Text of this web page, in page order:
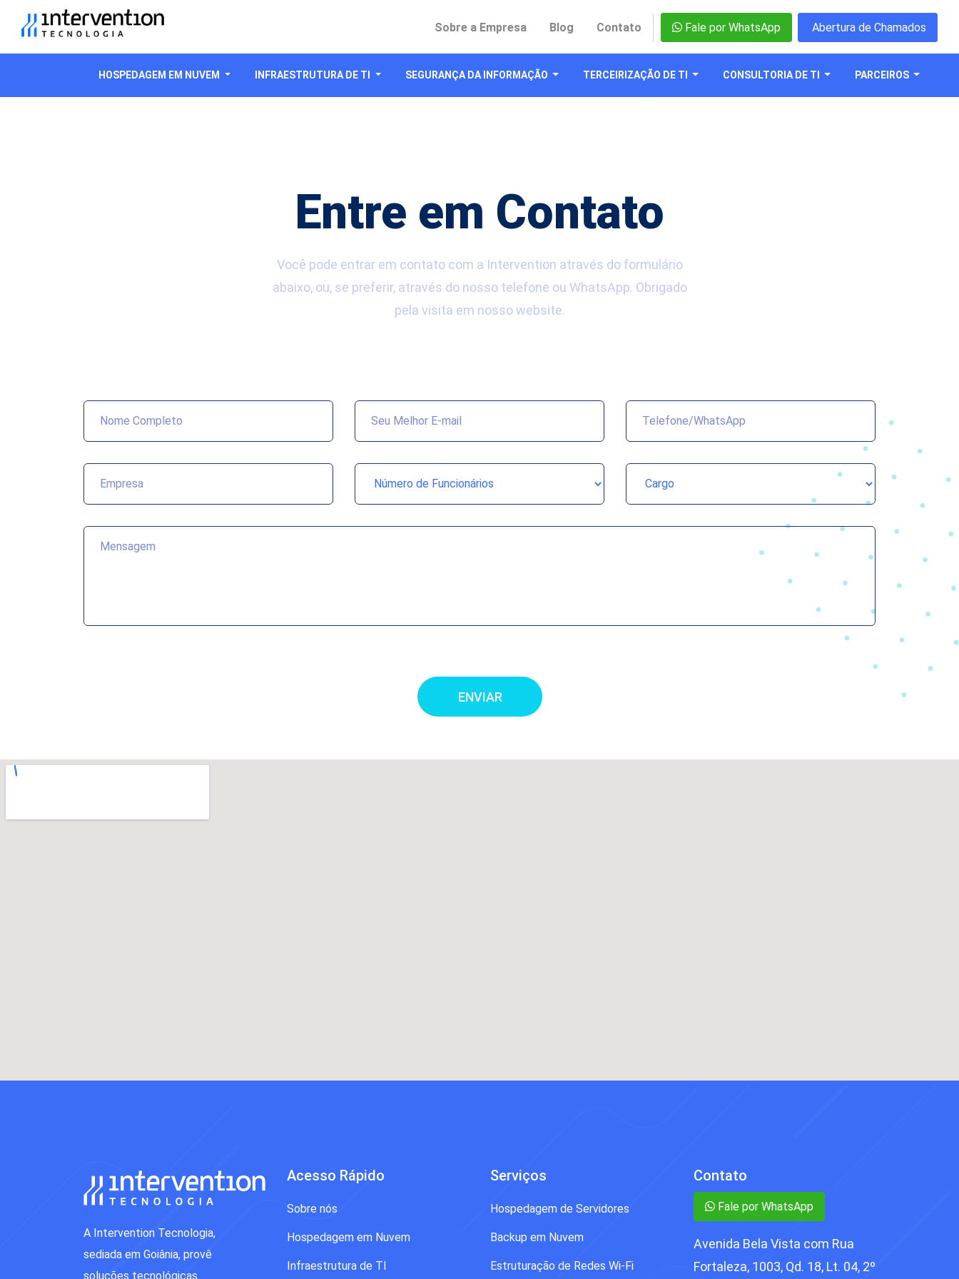
Sobre a Empresa Blog Contato Fale por WhatsApp Abertura de Chamados
HOSPEDAGEM EM NUVEM INFRAESTRUTURA DE TI SEGURANÇA DA INFORMAÇÃO TERCEIRIZAÇÃO DE TI CONSULTORIA DE TI PARCEIROS
Entre em Contato
Você pode entrar em contato com a Intervention através do formulário
abaixo, ou, se preferir, através do nosso telefone ou WhatsApp. Obrigado
pela visita em nosso website.
ENVIAR
A Intervention Tecnologia,
sediada em Goiânia, provê
soluções tecnológicas
Acesso Rápido
Sobre nós
Hospedagem em Nuvem
Infraestrutura de TI
Serviços
Hospedagem de Servidores
Backup em Nuvem
Estruturação de Redes Wi-Fi
Contato
Fale por WhatsApp
Avenida Bela Vista com Rua
Fortaleza, 1003, Qd. 18, Lt. 04, 2º